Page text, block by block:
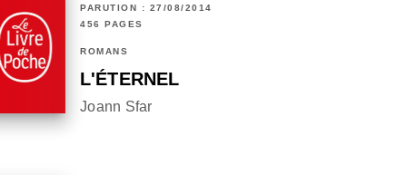
PARUTION : 27/08/2014
456 PAGES
ROMANS
L'ÉTERNEL
Joann Sfar